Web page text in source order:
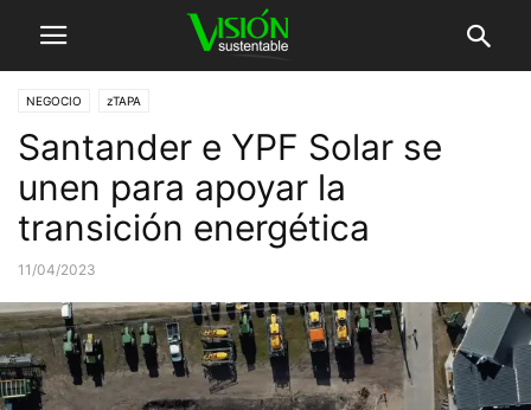
NEGOCIO zTAPA
Santander e YPF Solar se
unen para apoyar la
transición energética
11/04/2023